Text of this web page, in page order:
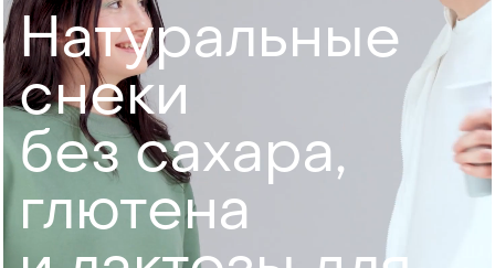
На­ту­раль­ные
сне­ки
без са­ха­ра,
глю­те­на